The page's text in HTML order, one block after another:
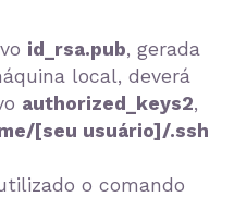
id_rsa.pub, gerada
local, deverá
authorized_keys2,
[seu usuário]/.ssh
o comando